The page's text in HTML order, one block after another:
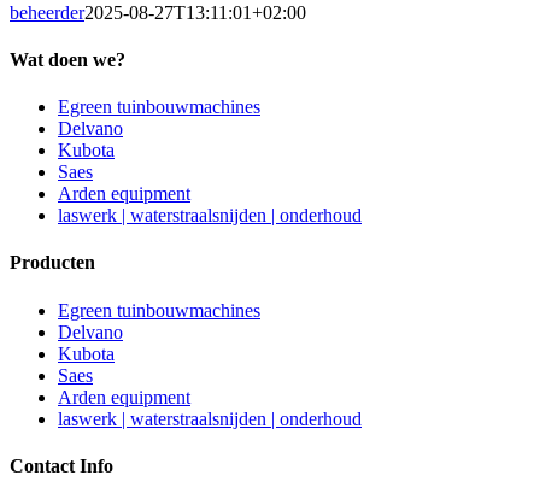
beheerder2025-08-27T13:11:01+02:00
Wat doen we?
Egreen tuinbouwmachines
Delvano
Kubota
Saes
Arden equipment
laswerk | waterstraalsnijden | onderhoud
Producten
Egreen tuinbouwmachines
Delvano
Kubota
Saes
Arden equipment
laswerk | waterstraalsnijden | onderhoud
Contact Info